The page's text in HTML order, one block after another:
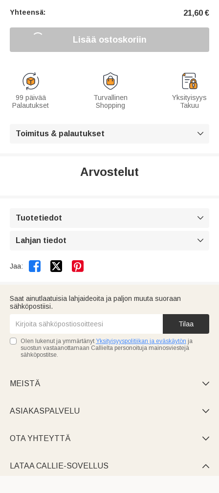
Yhteensä: 21,60 €
Lisää ostoskoriin
99 päivää
Palautukset
Turvallinen
Shopping
Yksityisyys
Takuu
Toimitus & palautukset 
Arvostelut
Tuotetiedot 
Lahjan tiedot 
Jaa:  
Saat ainutlaatuisia lahjaideoita ja paljon muuta suoraan
sähköpostiisi.
Tilaa
Olen lukenut ja ymmärtänyt Yksityisyyspolitiikan ja eväskäytön ja
suostun vastaanottamaan Callielta personoituja mainosviestejä
sähköpostitse.
MEISTÄ 
ASIAKASPALVELU 
OTA YHTEYTTÄ 
LATAA CALLIE-SOVELLUS 